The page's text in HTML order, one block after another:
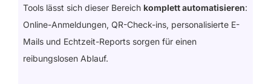
Tools lässt sich dieser Bereich komplett automatisieren:
Online-Anmeldungen, QR-Check-ins, personalisierte E-
Mails und Echtzeit-Reports sorgen für einen
reibungslosen Ablauf.